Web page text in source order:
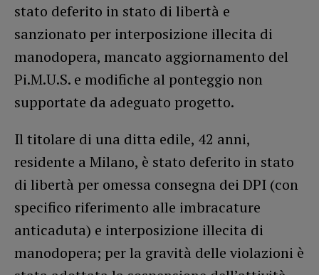
stato deferito in stato di libertà e
sanzionato per interposizione illecita di
manodopera, mancato aggiornamento del
Pi.M.U.S. e modifiche al ponteggio non
supportate da adeguato progetto.
Il titolare di una ditta edile, 42 anni,
residente a Milano, è stato deferito in stato
di libertà per omessa consegna dei DPI (con
specifico riferimento alle imbracature
anticaduta) e interposizione illecita di
manodopera; per la gravità delle violazioni è